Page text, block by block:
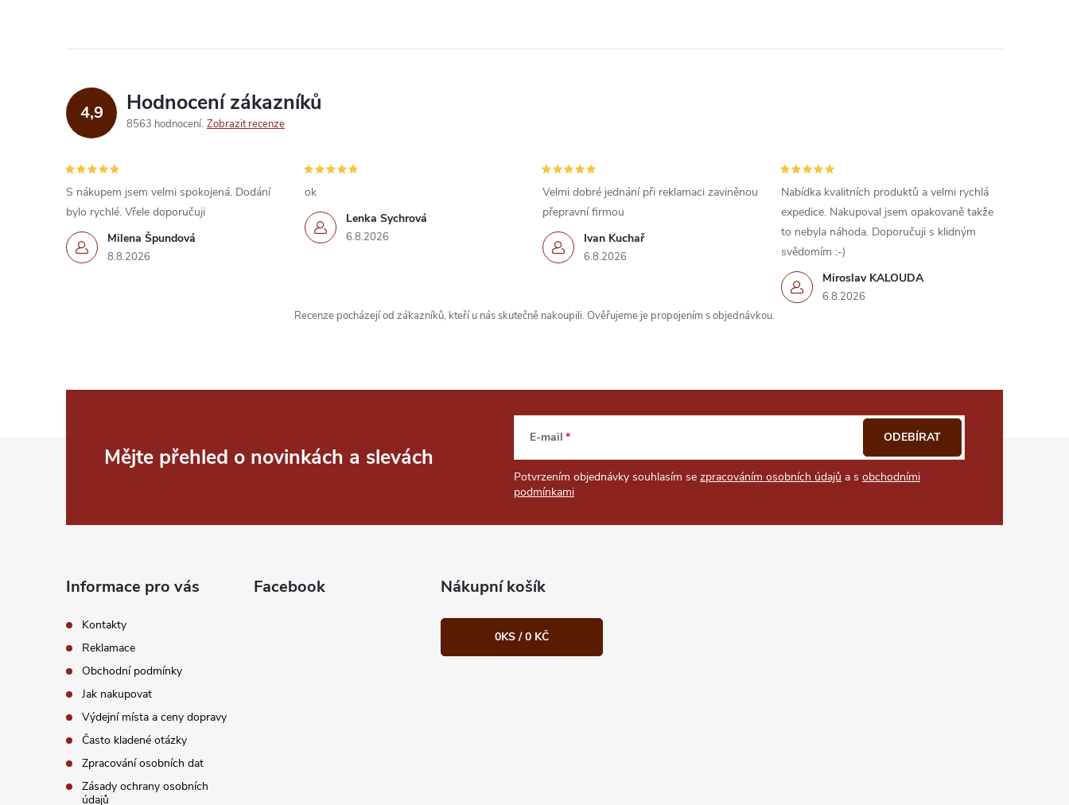
d
a
c
í
p
r
v
4,9 Hodnocení zákazníků
8563 hodnocení Zobrazit recenze
Milena Špundová
8.8.2026
S nákupem jsem velmi spokojená. Dodání
bylo rychlé. Vřele doporučuji
Lenka Sychrová
6.8.2026
ok
Ivan Kuchař
6.8.2026
Velmi dobré jednání při reklamaci zaviněnou
přepravní firmou
Miroslav KALOUDA
6.8.2026
Nabídka kvalitních produktů a velmi rychlá
expedice. Nakupoval jsem opakovaně takže
to nebyla náhoda. Doporučuji s klidným
svědomím :-)
Recenze pocházejí od zákazníků, kteří u nás skutečně nakoupili. Ověřujeme je propojením s objednávkou.
Mějte přehled o novinkách a slevách
E-mail
Potvrzením objednávky souhlasím se zpracováním osobních údajů a s obchodními
podmínkami
ODEBÍRAT
Informace pro vás
Kontakty
Reklamace
Obchodní podmínky
Jak nakupovat
Výdejní místa a ceny dopravy
Často kladené otázky
Zpracování osobních dat
Zásady ochrany osobních
údajů
Facebook Nákupní košík
0KS /0 KČ